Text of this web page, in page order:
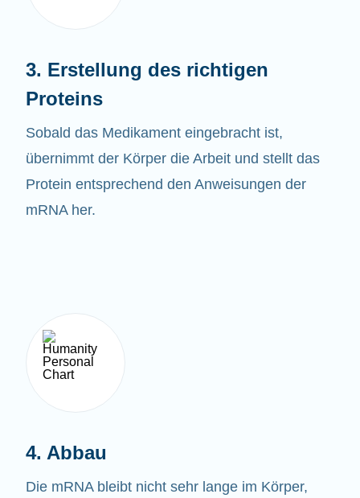
3. Erstellung des richtigen
Proteins
Sobald das Medikament eingebracht ist,
übernimmt der Körper die Arbeit und stellt das
Protein entsprechend den Anweisungen der
mRNA her.
4. Abbau
Die mRNA bleibt nicht sehr lange im Körper,